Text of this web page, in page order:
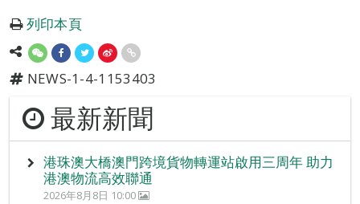
列印本頁
NEWS-1-4-1153403
最新新聞
港珠澳大橋澳門跨境貨物轉運站啟用三周年 助力
港澳物流高效聯通
2026年8月8日 10:00